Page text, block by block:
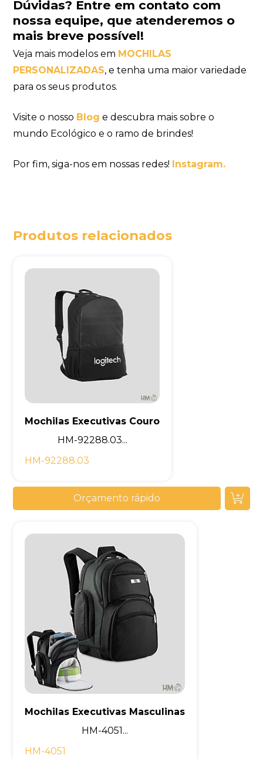
Dúvidas? Entre em contato com
nossa equipe, que atenderemos o
mais breve possível!
Veja mais modelos em MOCHILAS
PERSONALIZADAS, e tenha uma maior variedade
para os seus produtos.
Visite o nosso Blog e descubra mais sobre o
mundo Ecológico e o ramo de brindes!
Por fim, siga-nos em nossas redes! Instagram.
Produtos relacionados
Mochilas Executivas Couro
HM-92288.03...
HM-92288.03
Orçamento rápido
Mochilas Executivas Masculinas
HM-4051...
HM-4051